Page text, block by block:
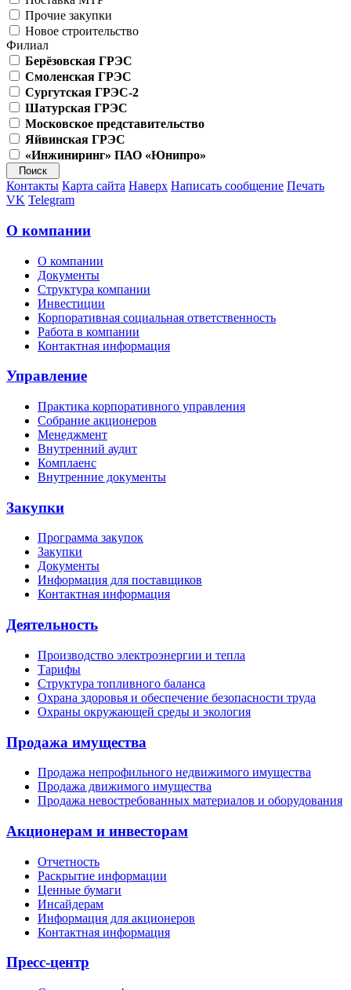
Прочие закупки
Новое строительство
Филиал
Берёзовская ГРЭС
Смоленская ГРЭС
Сургутская ГРЭС-2
Шатурская ГРЭС
Московское представительство
Яйвинская ГРЭС
«Инжиниринг» ПАО «Юнипро»
Контакты Карта сайта Наверх Написать сообщение Печать
VK Telegram
О компании
О компании
Документы
Структура компании
Инвестиции
Корпоративная социальная ответственность
Работа в компании
Контактная информация
Управление
Практика корпоративного управления
Собрание акционеров
Менеджмент
Внутренний аудит
Комплаенс
Внутренние документы
Закупки
Программа закупок
Закупки
Документы
Информация для поставщиков
Контактная информация
Деятельность
Производство электроэнергии и тепла
Тарифы
Структура топливного баланса
Охрана здоровья и обеспечение безопасности труда
Охраны окружающей среды и экология
Продажа имущества
Продажа непрофильного недвижимого имущества
Продажа движимого имущества
Продажа невостребованных материалов и оборудования
Акционерам и инвесторам
Отчетность
Раскрытие информации
Ценные бумаги
Инсайдерам
Информация для акционеров
Контактная информация
Пресс-центр